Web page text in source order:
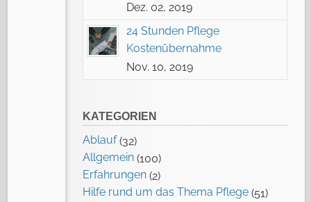
Dez. 02, 2019
24 Stunden Pflege
Kostenübernahme
Nov. 10, 2019
KATEGORIEN
Ablauf (32)
Allgemein (100)
Erfahrungen (2)
Hilfe rund um das Thema Pflege (51)